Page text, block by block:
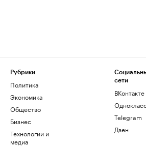
Рубрики
Политика
Экономика
Общество
Бизнес
Технологии и
медиа
сети
ВКонтакте
Telegram
Дзен